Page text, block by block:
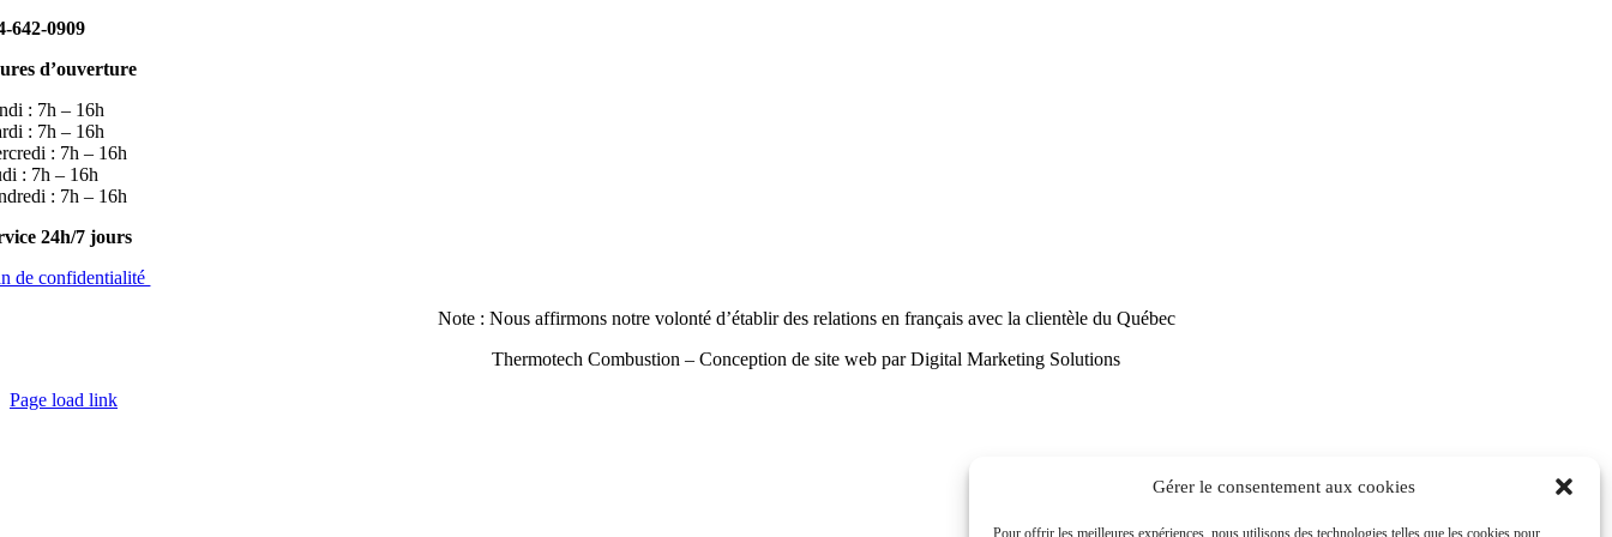
Gérer le consentement aux cookies
Pour offrir les meilleures expériences, nous utilisons des technologies telles que les cookies pour
642-0909
d’ouverture
: 7h – 16h
: 7h – 16h
: 7h – 16h
: 7h – 16h
: 7h – 16h
24h/7 jours
de confidentialité
Note : Nous affirmons notre volonté d’établir des relations en français avec la clientèle du Québec
Thermotech Combustion – Conception de site web par Digital Marketing Solutions
Page load link